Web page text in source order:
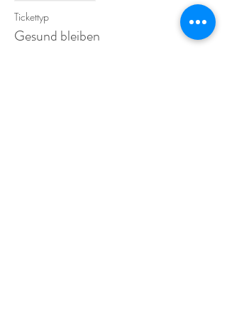
Tickettyp
Gesund bleiben